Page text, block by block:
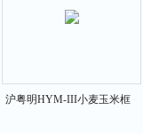
沪粤明HYM-III小麦玉米框